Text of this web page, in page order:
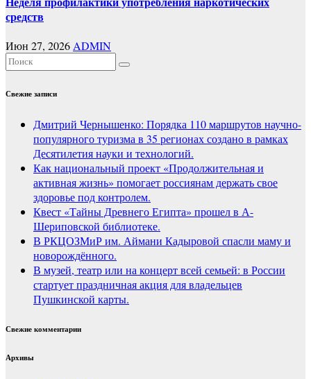
средств
Июн 27, 2026 ADMIN
Свежие записи
Дмитрий Чернышенко: Порядка 110 маршрутов научно-
популярного туризма в 35 регионах создано в рамках
Десятилетия науки и технологий.
Как национальный проект «Продолжительная и
активная жизнь» помогает россиянам держать свое
здоровье под контролем.
Квест «Тайны Древнего Египта» прошел в А-
Шериповской библиотеке.
В РКЦОЗМиР им. Аймани Кадыровой спасли маму и
новорождённого.
В музей, театр или на концерт всей семьей: в России
стартует праздничная акция для владельцев
Пушкинской карты.
Свежие комментарии
Архивы